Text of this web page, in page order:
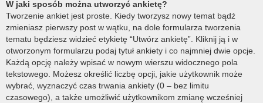
W jaki sposób można utworzyć ankietę?
Tworzenie ankiet jest proste. Kiedy tworzysz nowy temat bądź
zmieniasz pierwszy post w wątku, na dole formularza tworzenia
tematu będziesz widzieć etykietę “Utwórz ankietę”. Kliknij ją i w
otworzonym formularzu podaj tytuł ankiety i co najmniej dwie opcje.
Każdą opcję należy wpisać w nowym wierszu widocznego pola
tekstowego. Możesz określić liczbę opcji, jakie użytkownik może
wybrać, wyznaczyć czas trwania ankiety (0 – bez limitu
czasowego), a także umożliwić użytkownikom zmianę wcześniej